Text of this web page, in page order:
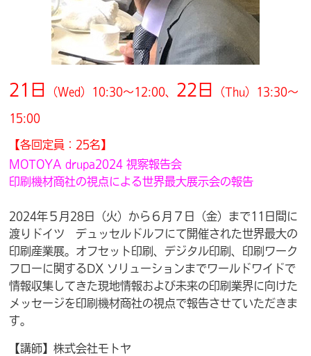
21日 （Wed）10:30～12:00、 22日
（Thu）13:30～
15:00
【各回定員：25名】
MOTOYA drupa2024 視察報告会
印刷機材商社の視点による世界最大展示会の報告
2024年５月28日（火）から６月７日（金）まで11日間に
渡りドイツ デュッセルドルフにて開催された世界最大の
印刷産業展。オフセット印刷、デジタル印刷、印刷ワーク
フローに関するDX ソリューションまでワールドワイドで
情報収集してきた現地情報および未来の印刷業界に向けた
メッセージを印刷機材商社の視点で報告させていただきま
す。
【講師】株式会社モトヤ